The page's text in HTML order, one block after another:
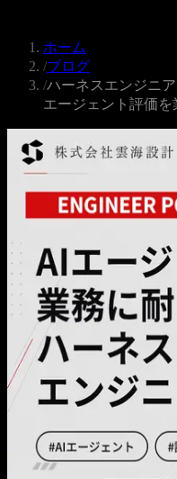
ホーム
/ブログ
/ハーネスエンジニ
エージェント評価